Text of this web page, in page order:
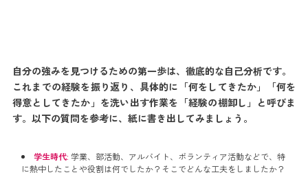
自分の強みを見つけるための第一歩は、徹底的な自己分析です。
これまでの経験を振り返り、具体的に「何をしてきたか」「何を
得意としてきたか」を洗い出す作業を「経験の棚卸し」と呼びま
す。以下の質問を参考に、紙に書き出してみましょう。
学生時代: 学業、部活動、アルバイト、ボランティア活動などで、特
に熱中したことや役割は何でしたか？そこでどんな工夫をしましたか？